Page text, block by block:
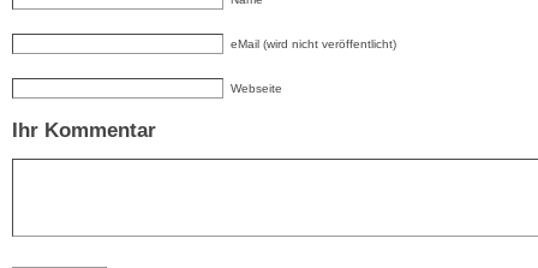
eMail (wird nicht veröffentlicht)
Webseite
Ihr Kommentar